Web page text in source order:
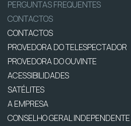
PERGUNTAS FREQUENTES
CONTACTOS
CONTACTOS
PROVEDORA DO TELESPECTADOR
PROVEDORA DO OUVINTE
ACESSIBILIDADES
SATÉLITES
A EMPRESA
CONSELHO GERAL INDEPENDENTE